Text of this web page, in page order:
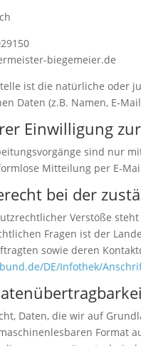
biegemeier.de
ist die natürliche oder
Daten (z.B. Namen, E-
Einwilligung
sind nur
Mitteilung per E-
bei der
Verstöße
Fragen ist der
sowie deren
DE/Infothek/
Daten, die wir auf
Format